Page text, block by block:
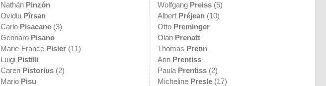
Nathán Pinzón
Ovidiu Pîrsan
Carlo Pisacane (3)
Gennaro Pisano
Marie-France Pisier (11)
Luigi Pistilli
Caren Pistorius (2)
Mario Pisu
Wolfgang Preiss (5)
Albert Préjean (10)
Otto Preminger
Olan Prenatt
Thomas Prenn
Ann Prentiss
Paula Prentiss (2)
Micheline Presle (17)